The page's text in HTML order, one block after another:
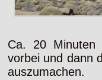
Ca. 20 Minuten
vorbei und dann
auszumachen.